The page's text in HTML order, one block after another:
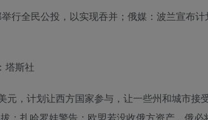
行全民公投，以实现吞并；俄媒：波兰宣布
塔斯社
元，计划让西方国家参与，让一些州和城市接